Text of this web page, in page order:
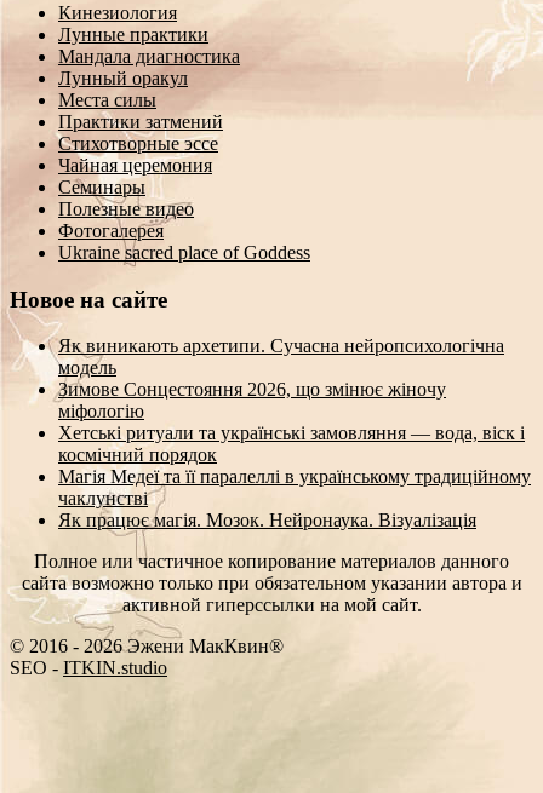
Кинезиология
Лунные практики
Мандала диагностика
Лунный оракул
Места силы
Практики затмений
Стихотворные эссе
Чайная церемония
Семинары
Полезные видео
Фотогалерея
Ukraine sacred place of Goddess
Новое на сайте
Як виникають архетипи. Сучасна нейропсихологічна
модель
Зимове Сонцестояння 2026, що змінює жіночу
міфологію
Хетські ритуали та українські замовляння — вода, віск і
космічний порядок
Магія Медеї та її паралеллі в українському традиційному
чаклунстві
Як працює магія. Мозок. Нейронаука. Візуалізація
Полное или частичное копирование материалов данного
сайта возможно только при обязательном указании автора и
активной гиперссылки на мой сайт.
© 2016 - 2026 Эжени МакКвин®
SEO - ITKIN.studio